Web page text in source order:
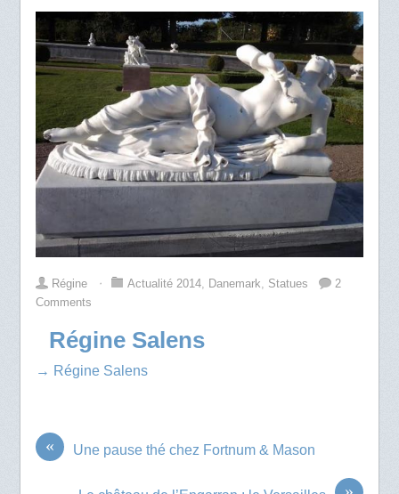
Régine ⋅ Actualité 2014, Danemark, Statues
2
Comments
Régine Salens
→ Régine Salens
« Une pause thé chez Fortnum & Mason